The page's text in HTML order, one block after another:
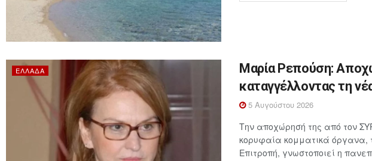
ΕΛΛΆΔΑ
Μαρία Ρεπούση:
καταγγέλλοντας τη
5 Αυγούστου 2026
Την αποχώρησή της από τον
κορυφαία κομματικά όργανα,
Επιτροπή, γνωστοποιεί η